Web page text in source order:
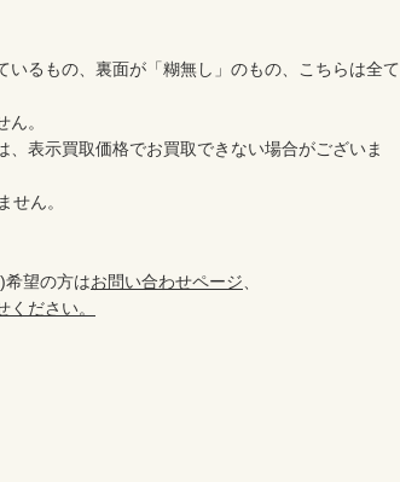
いるもの、裏面が「糊無し」のもの、こちらは全て
。
、表示買取価格でお買取できない場合がございま
せん。
希望の方はお問い合わせページ
ださい。